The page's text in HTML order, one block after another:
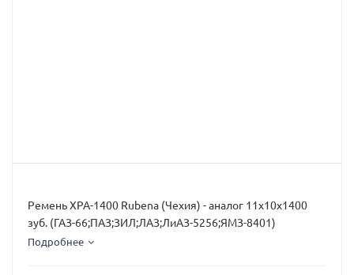
Ремень XPA-1400 Rubena (Чехия) - аналог 11х10х1400
зуб. (ГАЗ-66;ПАЗ;ЗИЛ;ЛАЗ;ЛиАЗ-5256;ЯМЗ-8401)
Подробнее